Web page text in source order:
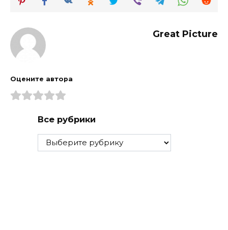
Great Picture
Оцените автора
Все рубрики
Все
рубрики